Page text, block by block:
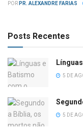
POR PR. ALEXANDRE FARIAS
Posts Recentes
5 DE
5 DE